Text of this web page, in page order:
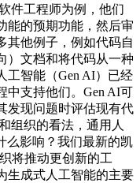
件工程师为例，他们
能的预期功能，然后审
其他例子，例如代码自
）文档和将代码从一种
工智能（Gen AI）已经
中支持他们。Gen AI可
发现问题时评估现有代
组织的看法，通用人
么影响？我们最新的凯
将推动更创新的工
生成式人工智能的主要